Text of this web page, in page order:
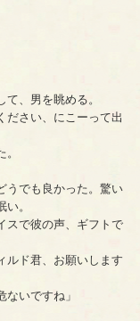
、男を眺める。
ださい、にこーって出
うでも良かった。驚い
。
スで彼の声、ギフトで
ルド君、お願いします
いですね」